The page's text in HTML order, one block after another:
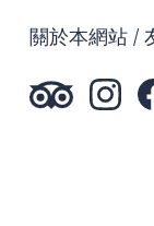
關於本網站